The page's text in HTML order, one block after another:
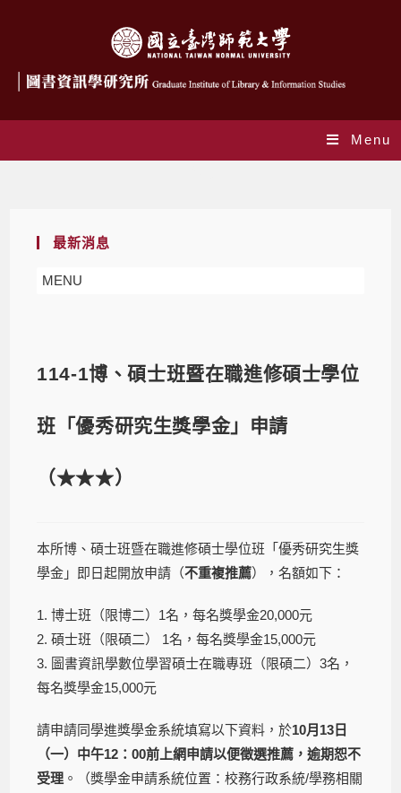
Menu
最新消息
MENU
114-1博、碩士班暨在職進修碩士學位
班「優秀研究生獎學金」申請
（★★★）
本所博、碩士班暨在職進修碩士學位班「優秀研究生獎
學金」即日起開放申請（不重複推薦），名額如下：
1. 博士班（限博二）1名，每名獎學金20,000元
2. 碩士班（限碩二） 1名，每名獎學金15,000元
3. 圖書資訊學數位學習碩士在職專班（限碩二）3名，
每名獎學金15,000元
請申請同學進獎學金系統填寫以下資料，於10月13日
（一）中午12：00前上網申請以便徵選推薦，逾期恕不
受理 。（獎學金申請系統位置：校務行政系統/學務相關